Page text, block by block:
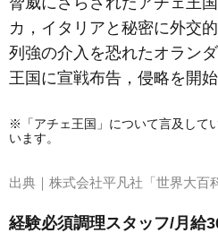
カ，イタリアと秘密に外交
列強の介入を恐れたオラン
王国に宣戦布告，侵略を開
※「アチェ王国」について言及して
います。
出典｜ 株式会社平凡社「世界大百
経験必須調理スタッフ/月給